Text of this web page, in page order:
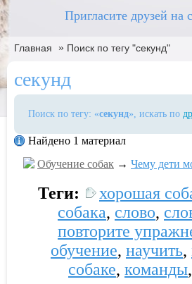
Пригласите друзей на
Главная » Поиск по тегу "секунд"
секунд
Поиск по тегу: «секунд», искать по
Найдено 1 материал
Обучение собак → Чему дети
Теги: хорошая
собака, слово,
повторите
обучение, научить,
собаке, команды,